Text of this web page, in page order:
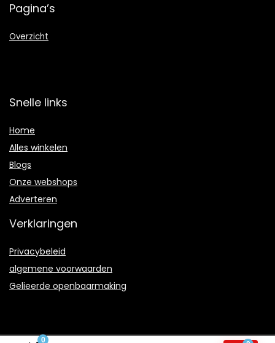
0
Pagina’s
Overzicht
Snelle links
Home
Alles winkelen
Blogs
Onze webshops
Adverteren
Verklaringen
Privacybeleid
algemene voorwaarden
Gelieerde openbaarmaking